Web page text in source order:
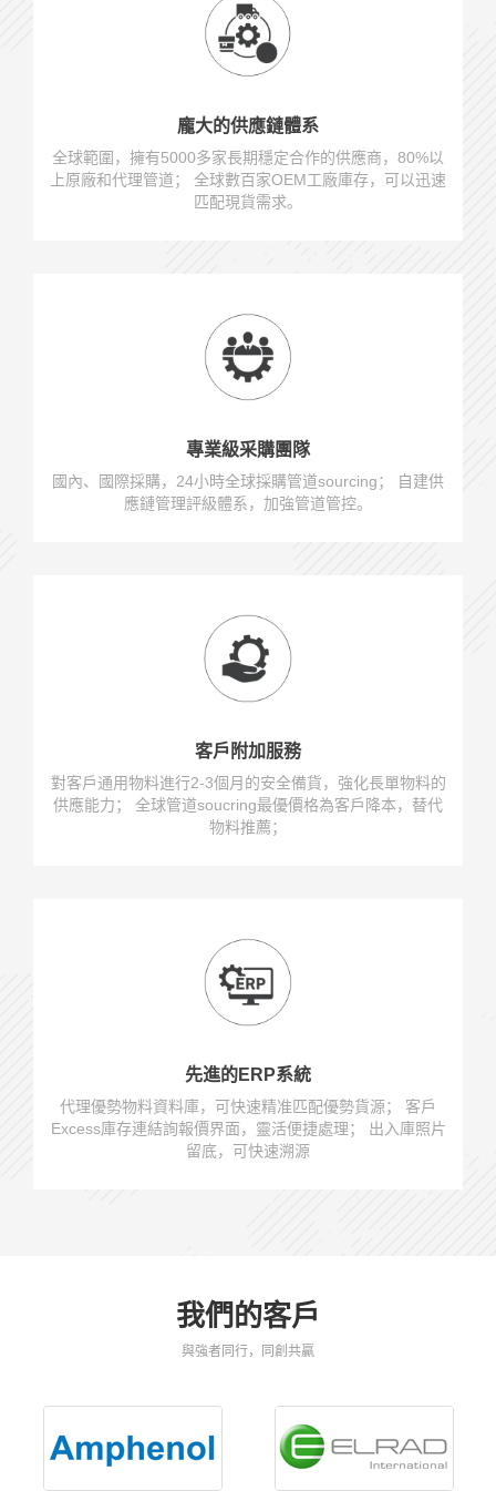
龐大的供應鏈體系
全球範圍，擁有5000多家長期穩定合作的供應商，80%以
上原廠和代理管道； 全球數百家OEM工廠庫存，可以迅速
匹配現貨需求。
專業級采購團隊
國內、國際採購，24小時全球採購管道sourcing； 自建供
應鏈管理評級體系，加強管道管控。
客戶附加服務
對客戶通用物料進行2-3個月的安全備貨，強化長單物料的
供應能力； 全球管道soucring最優價格為客戶降本，替代
物料推薦；
先進的ERP系統
代理優勢物料資料庫，可快速精准匹配優勢貨源； 客戶
Excess庫存連結詢報價界面，靈活便捷處理； 出入庫照片
留底，可快速溯源
我們的客戶
與強者同行，同創共贏